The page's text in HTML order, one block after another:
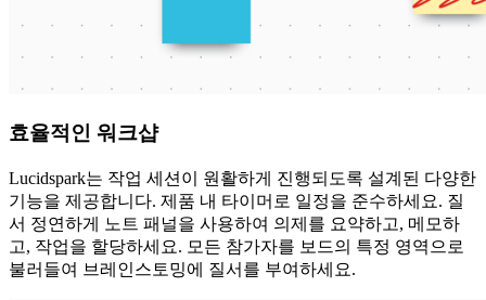
효율적인 워크샵
Lucidspark는 작업 세션이 원활하게 진행되도록 설계된 다양한
기능을 제공합니다. 제품 내 타이머로 일정을 준수하세요. 질
서 정연하게 노트 패널을 사용하여 의제를 요약하고, 메모하
고, 작업을 할당하세요. 모든 참가자를 보드의 특정 영역으로
불러들여 브레인스토밍에 질서를 부여하세요.